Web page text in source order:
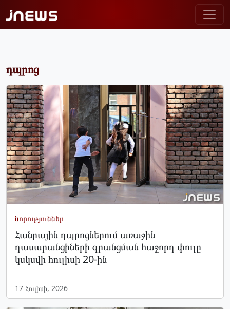
դպրոց
նորություններ
Հանրային դպրոցներում առաջին
դասարանցիների գրանցման հաջորդ փուլը
կսկսվի հուլիսի 20-ին
17 Հուլիսի, 2026